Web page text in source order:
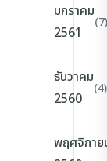
มกราคม
2561
(7)
ธันวาคม
2560
(4)
พฤศจิกาย